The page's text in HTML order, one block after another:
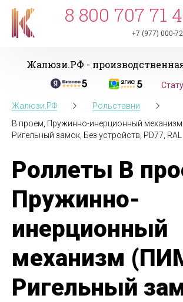
8 800 707 71
+7 (977) 000-
Жалюзи.РФ -
Жалюзи.РФ
Рольставни
В проем, Пружинно-инерционный
Ригельный замок, Без устройств, PD77,
Роллеты В
Пружинно-
инерционный
механизм
Ригельный